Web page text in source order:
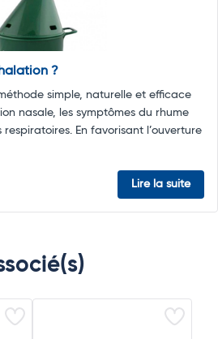
?
simple, naturelle et efficace
nasale, les symptômes du rhume
En favorisant l’ouverture
Lire la suite